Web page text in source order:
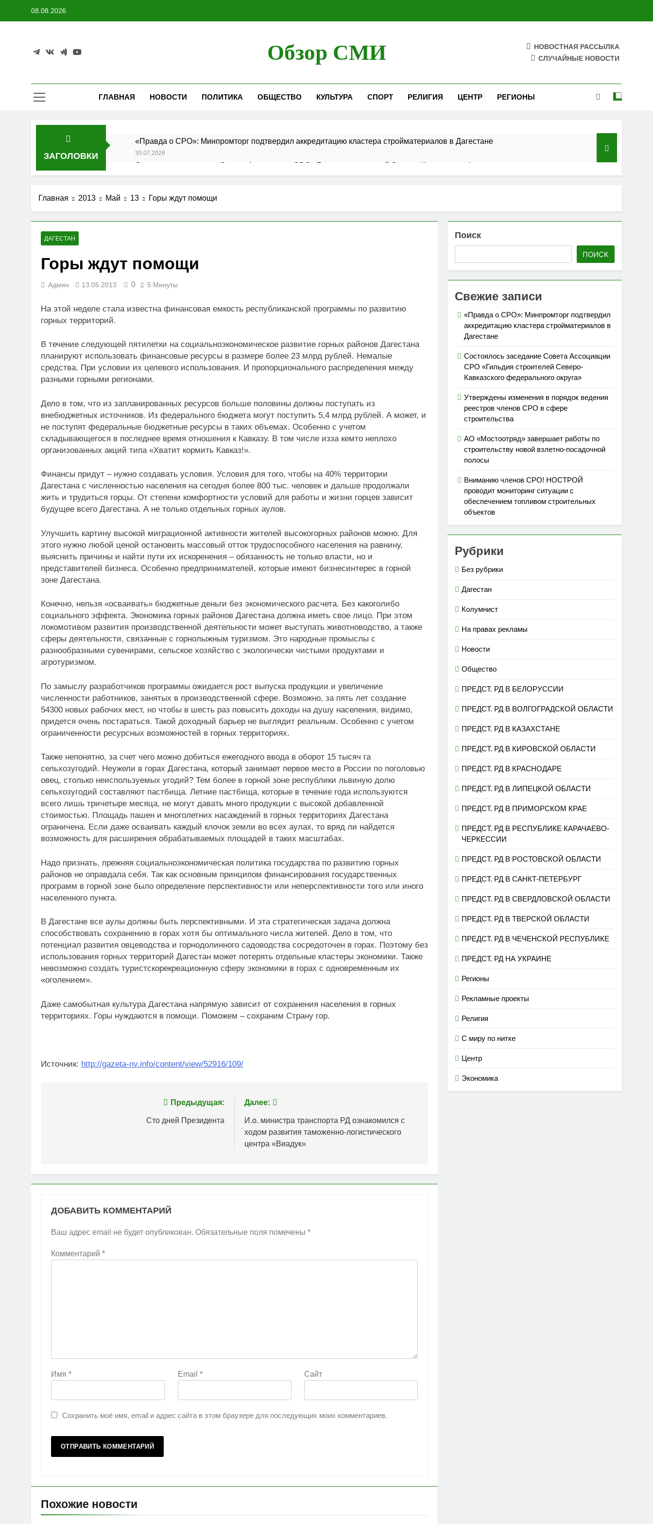
08.08.2026
Обзор СМИ
НОВОСТНАЯ РАССЫЛКА
СЛУЧАЙНЫЕ НОВОСТИ
ГЛАВНАЯ НОВОСТИ ПОЛИТИКА ОБЩЕСТВО КУЛЬТУРА СПОРТ РЕЛИГИЯ ЦЕНТР РЕГИОНЫ
ЗАГОЛОВКИ
«Правда о СРО»: Минпромторг подтвердил аккредитацию кластера стройматериалов в Дагестане
30.07.2026
Состоялось заседание Совета Ассоциации СРО «Гильдия строителей Северо-Кавказского федерального округа»
27.07.2026
25.07.2026
АО «Мостоотряд» завершает работы по строительству новой взлетно-посадочной полосы
Вниманию членов СРО! НОСТРОЙ проводит мониторинг ситуации с обеспечением топливом строительных объектов
Для детей открыли набор групп по направлениям «Я-ИЖЕНЕР» и «Я-ДИЗАЙНЕР»
Главная 2013 Май 13 Горы ждут помощи
ДАГЕСТАН
Горы ждут помощи
Админ 13.05.2013 0 5 Минуты
На этой неделе стала известна финансовая емкость республиканской программы по развитию
горных территорий.
В течение следующей пятилетки на социальноэкономическое развитие горных районов Дагестана
планируют использовать финансовые ресурсы в размере более 23 млрд рублей. Немалые
средства. При условии их целевого использования. И пропорционального распределения между
разными горными регионами.
Дело в том, что из запланированных ресурсов больше половины должны поступать из
внебюджетных источников. Из федерального бюджета могут поступить 5,4 млрд рублей. А может, и
не поступят федеральные бюджетные ресурсы в таких объемах. Особенно с учетом
складывающегося в последнее время отношения к Кавказу. В том числе изза кемто неплохо
организованных акций типа «Хватит кормить Кавказ!».
Финансы придут – нужно создавать условия. Условия для того, чтобы на 40% территории
Дагестана с численностью населения на сегодня более 800 тыс. человек и дальше продолжали
жить и трудиться горцы. От степени комфортности условий для работы и жизни горцев зависит
будущее всего Дагестана. А не только отдельных горных аулов.
Улучшить картину высокой миграционной активности жителей высокогорных районов можно. Для
этого нужно любой ценой остановить массовый отток трудоспособного населения на равнину,
выяснить причины и найти пути их искоренения – обязанность не только власти, но и
представителей бизнеса. Особенно предпринимателей, которые имеют бизнесинтерес в горной
зоне Дагестана.
Конечно, нельзя «осваивать» бюджетные деньги без экономического расчета. Без какоголибо
социального эффекта. Экономика горных районов Дагестана должна иметь свое лицо. При этом
локомотивом развития производственной деятельности может выступать животноводство, а также
сферы деятельности, связанные с горнолыжным туризмом. Это народные промыслы с
разнообразными сувенирами, сельское хозяйство с экологически чистыми продуктами и
агротуризмом.
По замыслу разработчиков программы ожидается рост выпуска продукции и увеличение
численности работников, занятых в производственной сфере. Возможно, за пять лет создание
54300 новых рабочих мест, но чтобы в шесть раз повысить доходы на душу населения, видимо,
придется очень постараться. Такой доходный барьер не выглядит реальным. Особенно с учетом
ограниченности ресурсных возможностей в горных территориях.
Также непонятно, за счет чего можно добиться ежегодного ввода в оборот 15 тысяч га
сельхозугодий. Неужели в горах Дагестана, который занимает первое место в России по поголовью
овец, столько неиспользуемых угодий? Тем более в горной зоне республики львиную долю
сельхозугодий составляют пастбища. Летние пастбища, которые в течение года используются
всего лишь тричетыре месяца, не могут давать много продукции с высокой добавленной
стоимостью. Площадь пашен и многолетних насаждений в горных территориях Дагестана
ограничена. Если даже осваивать каждый клочок земли во всех аулах, то вряд ли найдется
возможность для расширения обрабатываемых площадей в таких масштабах.
Надо признать, прежняя социальноэкономическая политика государства по развитию горных
районов не оправдала себя. Так как основным принципом финансирования государственных
программ в горной зоне было определение перспективности или неперспективности того или иного
населенного пункта.
В Дагестане все аулы должны быть перспективными. И эта стратегическая задача должна
способствовать сохранению в горах хотя бы оптимального числа жителей. Дело в том, что
потенциал развития овцеводства и горно­долинного садоводства сосредоточен в горах. Поэтому без
использования горных территорий Дагестан может потерять отдельные кластеры экономики. Также
невозможно создать туристскорекреационную сферу экономики в горах с одновременным их
«оголением».
Даже самобытная культура Дагестана напрямую зависит от сохранения населения в горных
территориях. Горы нуждаются в помощи. Поможем – сохраним Страну гор.
Источник: http://gazeta-nv.info/content/view/52916/109/
Предыдущая:
Сто дней Президента
Далее:
И.о. министра транспорта РД ознакомился с
ходом развития таможенно-логистического
центра «Виадук»
ДОБАВИТЬ КОММЕНТАРИЙ
Ваш адрес email не будет опубликован. Обязательные поля помечены *
Комментарий *
Имя * Email * Сайт
Сохранить моё имя, email и адрес сайта в этом браузере для последующих моих комментариев.
Похожие новости
Поиск
ПОИСК
Свежие записи
«Правда о СРО»: Минпромторг подтвердил
аккредитацию кластера стройматериалов в
Дагестане
Состоялось заседание Совета Ассоциации
СРО «Гильдия строителей Северо-
Кавказского федерального округа»
Утверждены изменения в порядок ведения
реестров членов СРО в сфере
строительства
АО «Мостоотряд» завершает работы по
строительству новой взлетно-посадочной
полосы
Вниманию членов СРО! НОСТРОЙ
проводит мониторинг ситуации с
обеспечением топливом строительных
объектов
Рубрики
Без рубрики
Дагестан
Колумнист
На правах рекламы
Новости
Общество
ПРЕДСТ. РД В БЕЛОРУССИИ
ПРЕДСТ. РД В ВОЛГОГРАДСКОЙ ОБЛАСТИ
ПРЕДСТ. РД В КАЗАХСТАНЕ
ПРЕДСТ. РД В КИРОВСКОЙ ОБЛАСТИ
ПРЕДСТ. РД В КРАСНОДАРЕ
ПРЕДСТ. РД В ЛИПЕЦКОЙ ОБЛАСТИ
ПРЕДСТ. РД В ПРИМОРСКОМ КРАЕ
ПРЕДСТ. РД В РЕСПУБЛИКЕ КАРАЧАЕВО-
ЧЕРКЕССИИ
ПРЕДСТ. РД В РОСТОВСКОЙ ОБЛАСТИ
ПРЕДСТ. РД В САНКТ-ПЕТЕРБУРГ
ПРЕДСТ. РД В СВЕРДЛОВСКОЙ ОБЛАСТИ
ПРЕДСТ. РД В ТВЕРСКОЙ ОБЛАСТИ
ПРЕДСТ. РД В ЧЕЧЕНСКОЙ РЕСПУБЛИКЕ
ПРЕДСТ. РД НА УКРАИНЕ
Регионы
Рекламные проекты
Религия
С миру по нитке
Центр
Экономика